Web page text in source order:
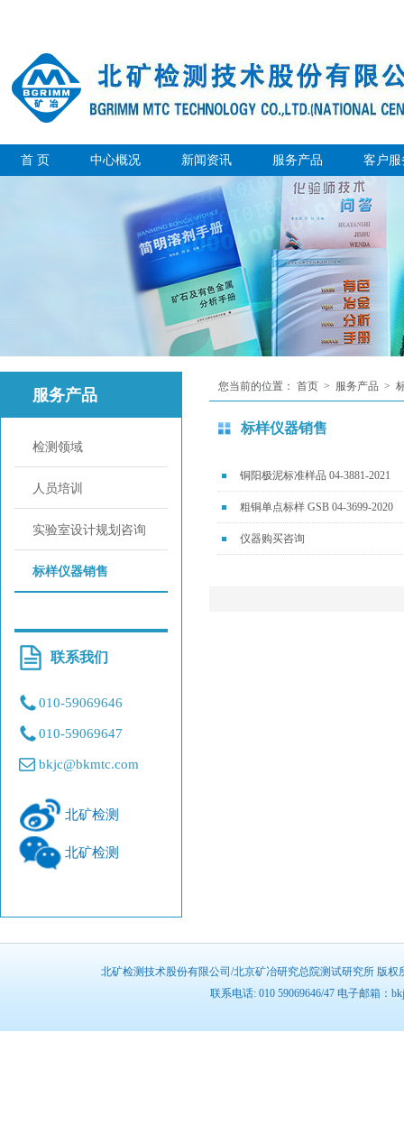
首 页 中心概况 新闻资讯 服务产品 客户服
服务产品
检测领域
人员培训
实验室设计规划咨询
标样仪器销售
联系我们
010-59069646
010-59069647
bkjc@bkmtc.com
北矿检测
北矿检测
您当前的位置： 首页 > 服务产品 >
标样仪器销售
铜阳极泥标准样品 04-3881-2021
粗铜单点标样 GSB 04-3699-2020
仪器购买咨询
北矿检测技术股份有限公司/北京矿冶研究总院测试研究所 版
联系电话: 010 59069646/47 电子邮箱：